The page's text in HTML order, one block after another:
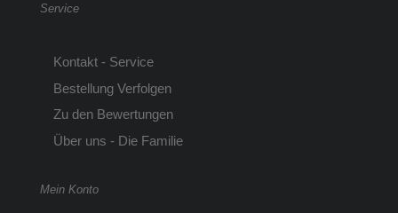
Service
Kontakt - Service
Bestellung Verfolgen
Zu den Bewertungen
Über uns - Die Familie
Mein Konto